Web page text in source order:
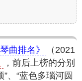
曲排名》
（2021
，前后上榜的分别
”、“蓝色多瑙河圆